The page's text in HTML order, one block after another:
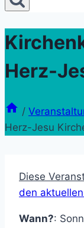
Herz-
/
Herz-Jesu
Diese
den
Wann?: